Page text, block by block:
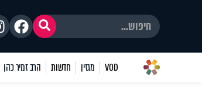
VOD מגזין חדשות הרב זמיר כהן